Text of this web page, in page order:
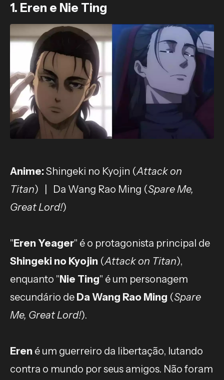
1. Eren e Nie Ting
Anime:Shingeki no Kyojin (Attack on
Titan) | Da Wang Rao Ming (Spare Me,
Great Lord!)
"Eren Yeager" é o protagonista principal de
Shingeki no Kyojin (Attack on Titan),
enquanto "Nie Ting" é um personagem
secundário de Da Wang Rao Ming (Spare
Me, Great Lord!).
Eren é um guerreiro da libertação, lutando
contra o mundo por seus amigos. Não foram